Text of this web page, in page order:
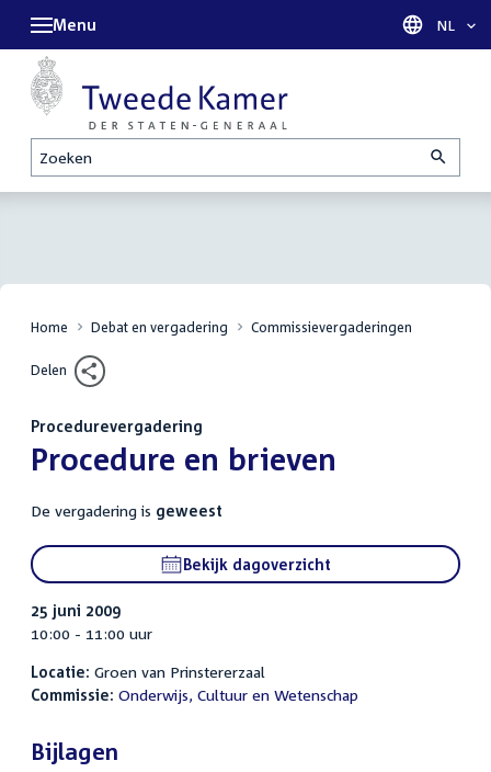
Zoeken
Menu Taal
NL
Home Debat en vergadering Commissievergaderingen
Delen
Procedurevergadering
:Procedure en brieven
De vergadering is geweest
Bekijk dagoverzicht
25 juni 2009
10:00 - 11:00 uur
Locatie: Groen van Prinstererzaal
Commissie: Onderwijs, Cultuur en Wetenschap
Bijlagen